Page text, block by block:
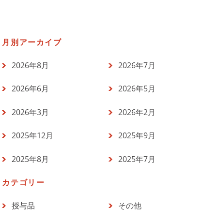
月別アーカイブ
2026年8月 2026年7月
2026年6月 2026年5月
2026年3月 2026年2月
2025年12月 2025年9月
2025年8月 2025年7月
カテゴリー
授与品 その他